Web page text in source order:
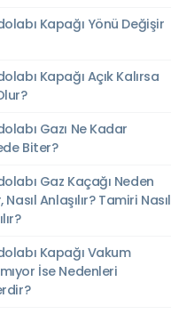
Kapağı Yönü Değişir
Kapağı Açık Kalırsa
Gazı Ne Kadar
Biter?
Gaz Kaçağı Neden
Nasıl Anlaşılır? Tamiri Nasıl
Kapağı Vakum
İse Nedenleri